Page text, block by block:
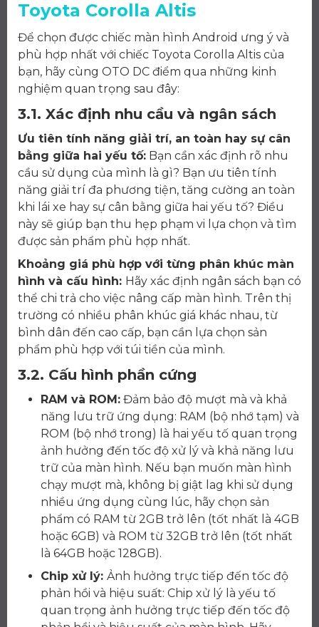
Toyota Corolla Altis
Để chọn được chiếc màn hình Android ưng ý và
phù hợp nhất với chiếc Toyota Corolla Altis của
bạn, hãy cùng OTO DC điểm qua những kinh
nghiệm quan trọng sau đây:
3.1. Xác định nhu cầu và ngân sách
Ưu tiên tính năng giải trí, an toàn hay sự cân
bằng giữa hai yếu tố: Bạn cần xác định rõ nhu
cầu sử dụng của mình là gì? Bạn ưu tiên tính
năng giải trí đa phương tiện, tăng cường an toàn
khi lái xe hay sự cân bằng giữa hai yếu tố? Điều
này sẽ giúp bạn thu hẹp phạm vi lựa chọn và tìm
được sản phẩm phù hợp nhất.
Khoảng giá phù hợp với từng phân khúc màn
hình và cấu hình: Hãy xác định ngân sách bạn có
thể chi trả cho việc nâng cấp màn hình. Trên thị
trường có nhiều phân khúc giá khác nhau, từ
bình dân đến cao cấp, bạn cần lựa chọn sản
phẩm phù hợp với túi tiền của mình.
3.2. Cấu hình phần cứng
RAM và ROM: Đảm bảo độ mượt mà và khả
năng lưu trữ ứng dụng: RAM (bộ nhớ tạm) và
ROM (bộ nhớ trong) là hai yếu tố quan trọng
ảnh hưởng đến tốc độ xử lý và khả năng lưu
trữ của màn hình. Nếu bạn muốn màn hình
chạy mượt mà, không bị giật lag khi sử dụng
nhiều ứng dụng cùng lúc, hãy chọn sản
phẩm có RAM từ 2GB trở lên (tốt nhất là 4GB
hoặc 6GB) và ROM từ 32GB trở lên (tốt nhất
là 64GB hoặc 128GB).
Chip xử lý: Ảnh hưởng trực tiếp đến tốc độ
phản hồi và hiệu suất: Chip xử lý là yếu tố
quan trọng ảnh hưởng trực tiếp đến tốc độ